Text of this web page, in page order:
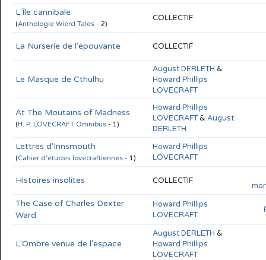
L'Île cannibale
(Anthologie Wierd Tales - 2)
COLLECTIF
La Nurserie de l'épouvante COLLECTIF
Le Masque de Cthulhu
August DERLETH &
Howard Phillips
LOVECRAFT
At The Moutains of Madness
(H. P. LOVECRAFT Omnibus - 1)
Howard Phillips
LOVECRAFT& August
DERLETH
Lettres d'Innsmouth
(Cahier d'études lovecraftiennes - 1)
Howard Phillips
LOVECRAFT
Histoires insolites COLLECTIF
The Case of Charles Dexter
Ward
Howard Phillips
LOVECRAFT
L'Ombre venue de l'espace
August DERLETH &
Howard Phillips
LOVECRAFT